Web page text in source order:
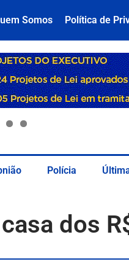
Somos Política de
Polícia
dos